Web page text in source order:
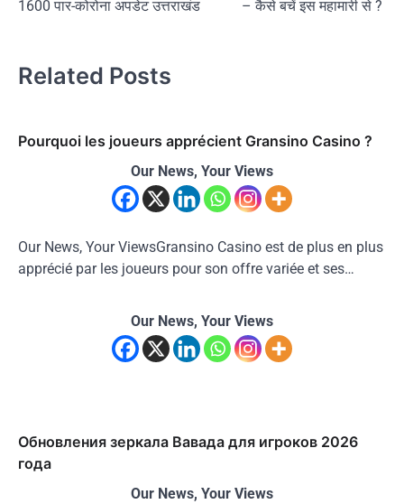
1600 पार-कोरोना अपडेट उत्तराखंड
– कैसे बचें इस महामारी से ?
Related Posts
Pourquoi les joueurs apprécient Gransino Casino ?
Our News, Your Views
Our News, Your ViewsGransino Casino est de plus en plus
apprécié par les joueurs pour son offre variée et ses…
Our News, Your Views
Обновления зеркала Вавада для игроков 2026
года
Our News, Your Views